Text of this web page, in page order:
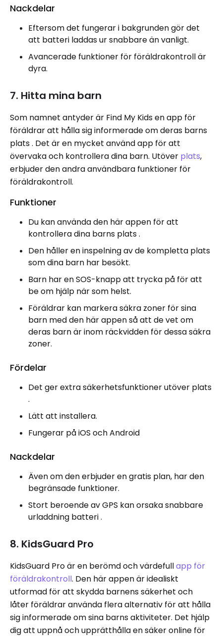
Nackdelar
Eftersom det fungerar i bakgrunden gör det
att batteri laddas ur snabbare än vanligt.
Avancerade funktioner för föräldrakontroll är
dyra.
7. Hitta mina barn
Som namnet antyder är Find My Kids en app för
föräldrar att hålla sig informerade om deras barns
plats . Det är en mycket använd app för att
övervaka och kontrollera dina barn. Utöver plats,
erbjuder den andra användbara funktioner för
föräldrakontroll.
Funktioner
Du kan använda den här appen för att
kontrollera dina barns plats .
Den håller en inspelning av de kompletta plats
som dina barn har besökt.
Barn har en SOS-knapp att trycka på för att
be om hjälp när som helst.
Föräldrar kan markera säkra zoner för sina
barn med den här appen så att de vet om
deras barn är inom räckvidden för dessa säkra
zoner.
Fördelar
Det ger extra säkerhetsfunktioner utöver plats
.
Lätt att installera.
Fungerar på iOS och Android
Nackdelar
Även om den erbjuder en gratis plan, har den
begränsade funktioner.
Stort beroende av GPS kan orsaka snabbare
urladdning batteri .
8. KidsGuard Pro
KidsGuard Pro är en berömd och värdefullapp för
föräldrakontroll. Den här appen är idealiskt
utformad för att skydda barnens säkerhet och
låter föräldrar använda flera alternativ för att hålla
sig informerade om sina barns aktiviteter. Det hjälp
dig att uppnå och upprätthålla en säker online för